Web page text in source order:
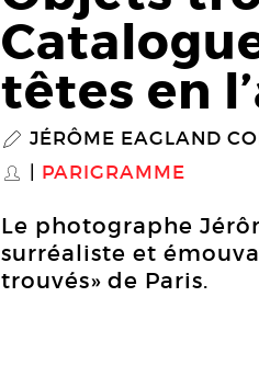
têtes en
P JÉRÔME EAGLAND
S PARIGRAMME
Le photographe
surréaliste et
trouvés» de Paris.